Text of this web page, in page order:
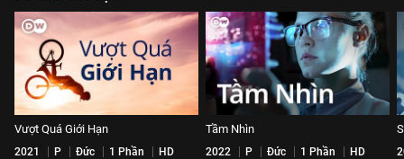
Vượt Quá Giới Hạn
2021 P Đức 1 Phần HD
Tầm Nhìn
2022 P Đức 1 Phần HD